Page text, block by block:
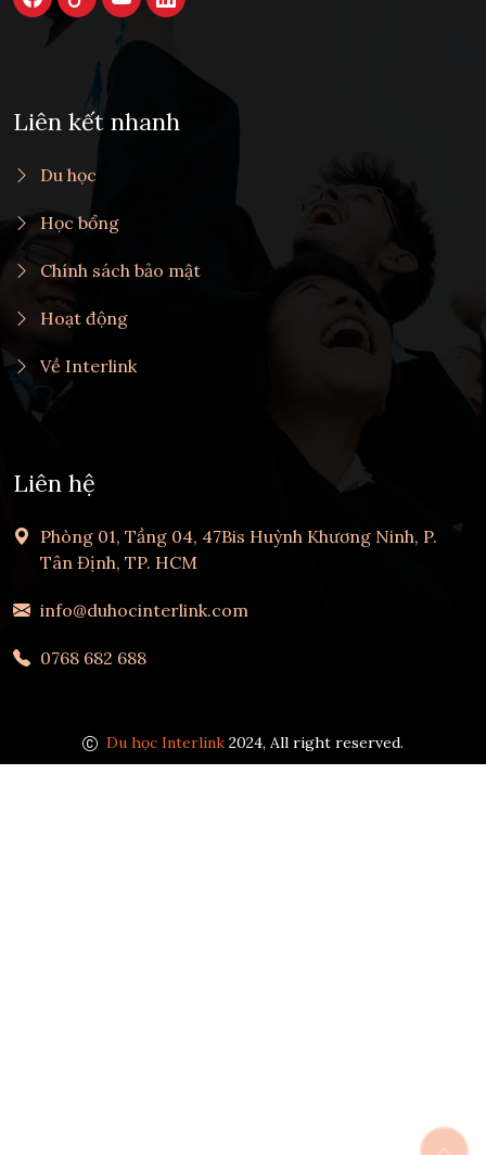
Liên kết nhanh
Du học
Học bổng
Chính sách bảo mật
Hoạt động
Về Interlink
Liên hệ
Phòng 01, Tầng 04, 47Bis Huỳnh Khương Ninh, P.
Tân Định, TP. HCM
info@duhocinterlink.com
0768 682 688
Du học Interlink 2024, All right reserved.